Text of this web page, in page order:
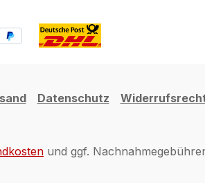
Datenschutz
und ggf.